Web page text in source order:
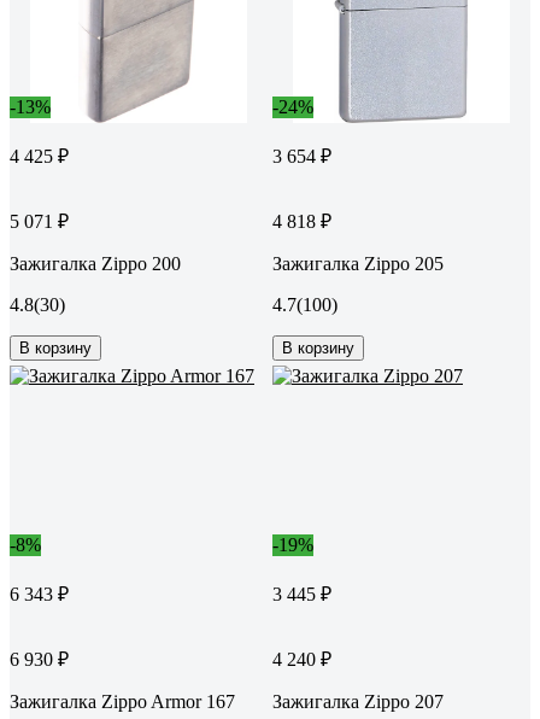
-13%
4 425 ₽
5 071 ₽
Зажигалка Zippo 200
4.8(30)
В корзину
-24%
3 654 ₽
4 818 ₽
Зажигалка Zippo 205
4.7(100)
В корзину
-8%
6 343 ₽
6 930 ₽
Зажигалка Zippo Armor 167
-19%
3 445 ₽
4 240 ₽
Зажигалка Zippo 207